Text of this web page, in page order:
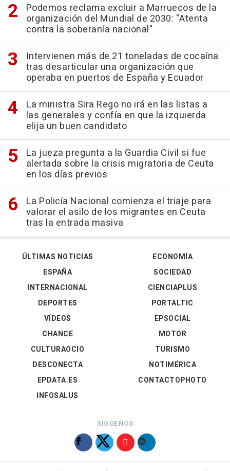
Podemos reclama excluir a Marruecos de la
organización del Mundial de 2030: "Atenta
contra la soberanía nacional"
Intervienen más de 21 toneladas de cocaína
tras desarticular una organización que
operaba en puertos de España y Ecuador
La ministra Sira Rego no irá en las listas a
las generales y confía en que la izquierda
elija un buen candidato
La jueza pregunta a la Guardia Civil si fue
alertada sobre la crisis migratoria de Ceuta
en los días previos
La Policía Nacional comienza el triaje para
valorar el asilo de los migrantes en Ceuta
tras la entrada masiva
ÚLTIMAS NOTICIAS
ESPAÑA
INTERNACIONAL
DEPORTES
VÍDEOS
ECONOMÍA
SOCIEDAD
CIENCIAPLUS
PORTALTIC
EPSOCIAL
CHANCE
CULTURAOCIO
DESCONECTA
EPDATA.ES
INFOSALUS
MOTOR
TURISMO
NOTIMÉRICA
CONTACTOPHOTO
SÍGUENOS